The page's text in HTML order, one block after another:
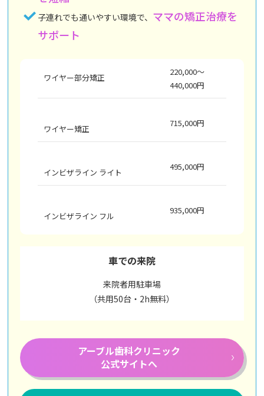
子連れでも通いやすい環境で、 ママの矯正治療を
サポート
ワイヤー部分矯正
220,000～
440,000円
ワイヤー矯正
715,000円
インビザライン ライト
495,000円
インビザライン フル
935,000円
車での来院
来院者用駐車場
（共用50台・2h無料）
アーブル歯科クリニック
公式サイトへ